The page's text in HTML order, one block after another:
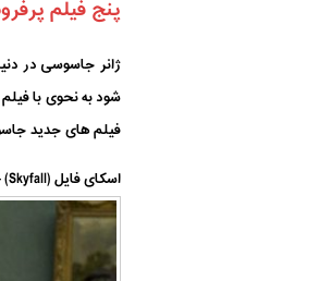
پنج فیلم
ژانر جاسوسی در
شود به نحوی با
فیلم های جدید
اسکای فایل (Skyfall) – محصول ۲۰۱۲